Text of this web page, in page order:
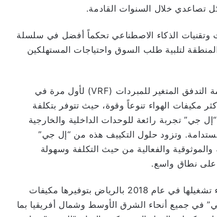
تصاعدي خلال السنوات القادمة.
وتقنيات الذكاء الاصطناعي تحكماً أفضل في سلسلة
لتلبية طلب السوق واحتياجات المستهلكين
كما سيتيح المصنع لشركة “إل جي” تصنيع أنظمة التدفق المتغير للمبردات (VRF) لأول مرة في
مكيفات الهواء تنوعاً وقوة، حيث تتوفر بتكلفة
جي” تجربة رائعة للوحدات الداخلية والخارجية
وتزود حلول التكييف هذه من “إل جي”
والموثوقية والفعالية من حيث التكلفة وسهولة
على نطاق واسع.
وسعت منشأة تصنيع “إل جي” و”شاكر” منذ بدء تشغيلها في عام 2018 بالرياض بتوفيرها مكيفات
في جميع أنحاء الشرق الأوسط وشمال أفريقيا بما